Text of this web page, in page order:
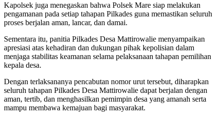
Kapolsek juga menegaskan bahwa Polsek Mare siap melakukan
pengamanan pada setiap tahapan Pilkades guna memastikan seluruh
proses berjalan aman, lancar, dan damai.
Sementara itu, panitia Pilkades Desa Mattirowalie menyampaikan
apresiasi atas kehadiran dan dukungan pihak kepolisian dalam
menjaga stabilitas keamanan selama pelaksanaan tahapan pemilihan
kepala desa.
Dengan terlaksananya pencabutan nomor urut tersebut, diharapkan
seluruh tahapan Pilkades Desa Mattirowalie dapat berjalan dengan
aman, tertib, dan menghasilkan pemimpin desa yang amanah serta
mampu membawa kemajuan bagi masyarakat.